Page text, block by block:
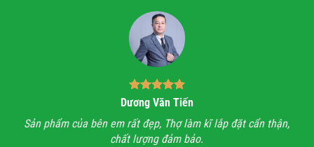
Dương Văn Tiến
Sản phẩm của bên em rất đẹp, Thợ làm kĩ lắp đặt cẩn thận,
chất lượng đảm bảo.